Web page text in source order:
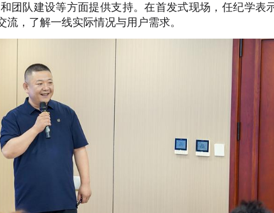
团队建设等方面提供支持。在首发式现场，任纪学表
，了解一线实际情况与用户需求。